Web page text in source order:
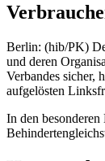
Berlin: (hib/PK)
und deren
Verbandes sicher,
aufgelösten
In den